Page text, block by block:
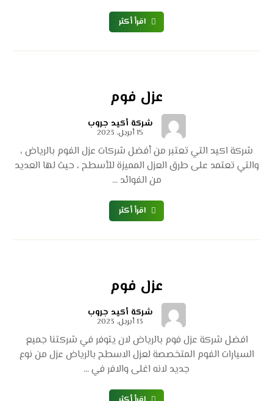
اقرأ أكثر
عزل فوم
شركة أكيد جروب
15 أبريل، 2023
شركة اكيد التي تعتبر من أفضل شركات عزل الفوم بالرياض ،
والتي تعتمد على طرق العزل المميزة للأسطح ، حيث لها العديد
من الفوائد ...
اقرأ أكثر
عزل فوم
شركة أكيد جروب
13 أبريل، 2023
افضل شركة عزل فوم بالرياض لان يتوفر في شركتنا جميع
السيارات الفوم المتخصصة لعزل الاسطح بالرياض عزل من نوع
جديد لانه اغلى والافر في ...